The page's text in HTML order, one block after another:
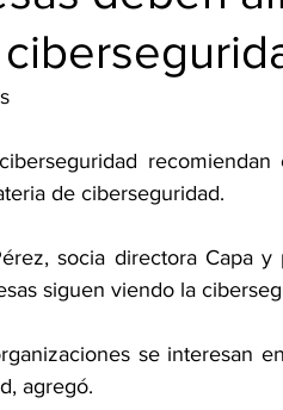
de ciberseguridad.
socia directora Capa
siguen viendo la
se interesan
agregó.